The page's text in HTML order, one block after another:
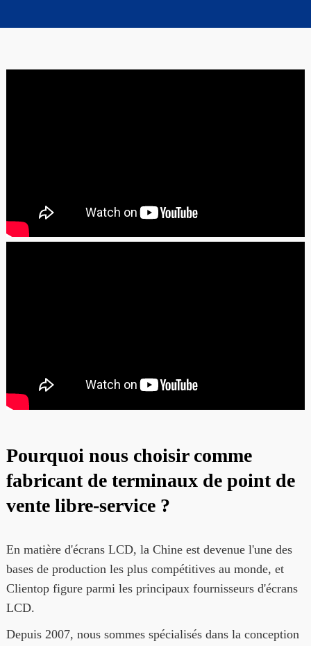
Pourquoi nous choisir comme
fabricant de terminaux de point de
vente libre-service ?
En matière d'écrans LCD, la Chine est devenue l'une des
bases de production les plus compétitives au monde, et
Clientop figure parmi les principaux fournisseurs d'écrans
LCD.
Depuis 2007, nous sommes spécialisés dans la conception